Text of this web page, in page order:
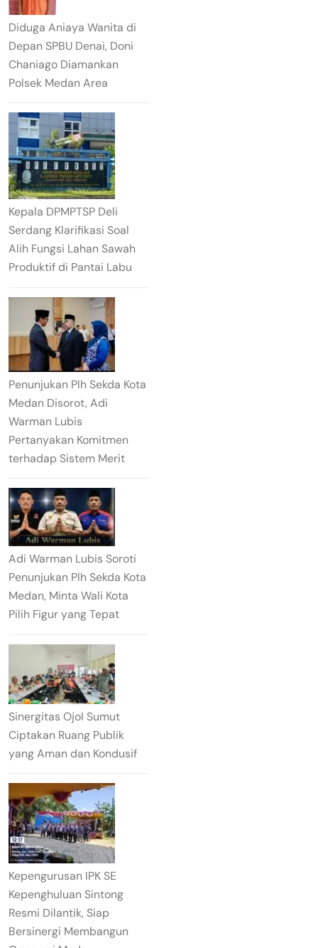
Diduga Aniaya Wanita di
Depan SPBU Denai, Doni
Chaniago Diamankan
Polsek Medan Area
Kepala DPMPTSP Deli
Serdang Klarifikasi Soal
Alih Fungsi Lahan Sawah
Produktif di Pantai Labu
Penunjukan Plh Sekda Kota
Medan Disorot, Adi
Warman Lubis
Pertanyakan Komitmen
terhadap Sistem Merit
Adi Warman Lubis Soroti
Penunjukan Plh Sekda Kota
Medan, Minta Wali Kota
Pilih Figur yang Tepat
Sinergitas Ojol Sumut
Ciptakan Ruang Publik
yang Aman dan Kondusif
Kepengurusan IPK SE
Kepenghuluan Sintong
Resmi Dilantik, Siap
Bersinergi Membangun